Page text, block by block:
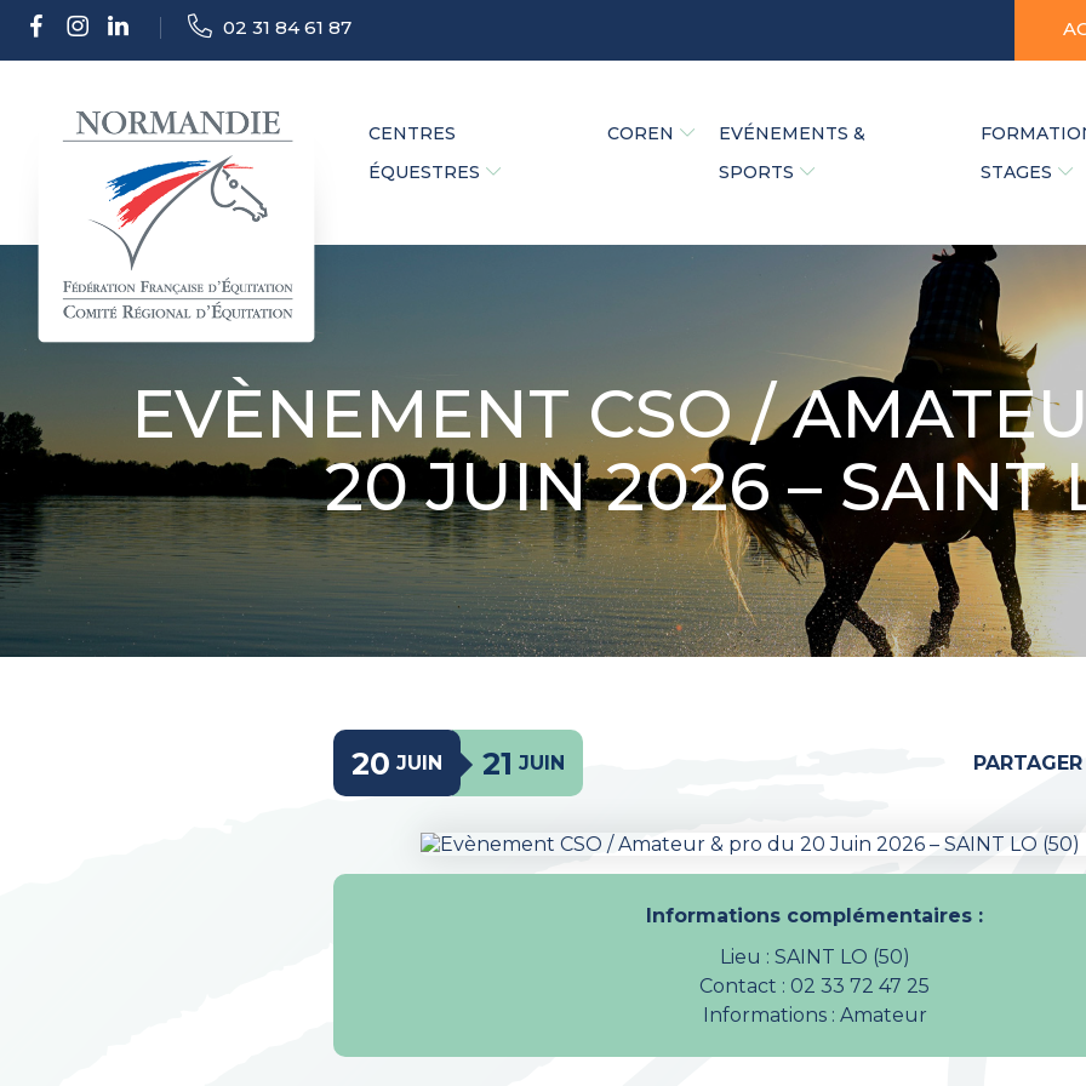
02 31 84 61 87
CENTRES
ÉQUESTRES
COREN
EVÉNEMENTS &
SPORTS
STAGES
EVÈNEMENT CSO /
20 JUIN 2026 – SAINT
20 JUIN 21 JUIN
Informations complémentaires :
Lieu : SAINT LO (50)
Contact : 02 33 72 47 25
Informations : Amateur